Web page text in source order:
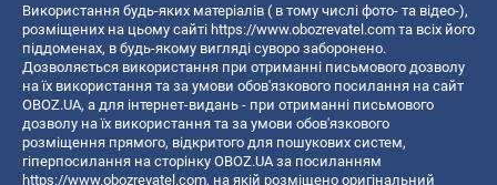
Використання будь-яких матеріалів ( в тому числі фото- та відео-),
розміщених на цьому сайті https://www.obozrevatel.com та всіх його
піддоменах, в будь-якому вигляді суворо заборонено.
Дозволяється використання при отриманні письмового дозволу
на їх використання та за умови обов'язкового посилання на сайт
OBOZ.UA, а для інтернет-видань - при отриманні письмового
дозволу на їх використання та за умови обов'язкового
розміщення прямого, відкритого для пошукових систем,
гіперпосилання на сторінку OBOZ.UA за посиланням
https://www.obozrevatel.com, на якій розміщено оригінальний